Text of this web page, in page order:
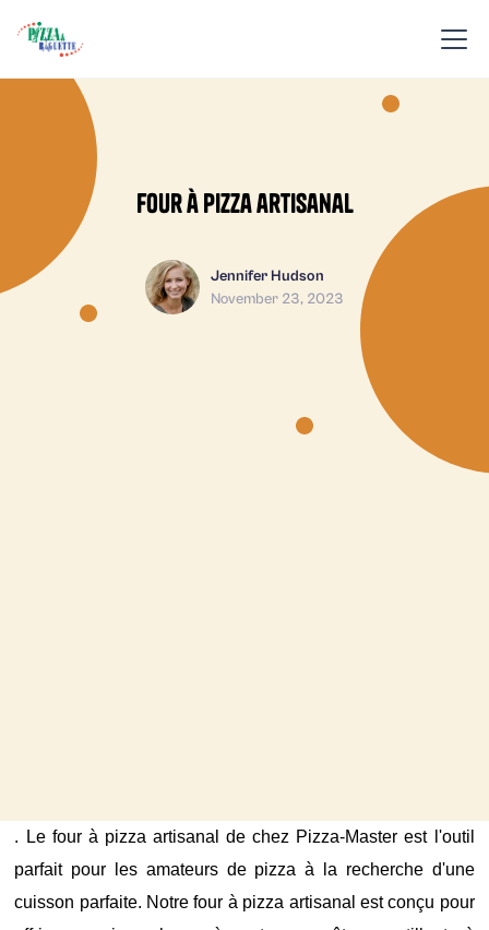
Four à pizza artisanal
Jennifer Hudson
November 23, 2023
. Le four à pizza artisanal de chez Pizza-Master est l'outil
parfait pour les amateurs de pizza à la recherche d'une
cuisson parfaite. Notre four à pizza artisanal est conçu pour